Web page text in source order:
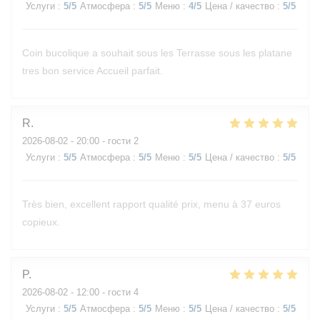
Услуги : 5/5 Атмосфера : 5/5 Меню : 4/5 Цена / качество : 5/5
Coin bucolique a souhait sous les Terrasse sous les platane
tres bon service Accueil parfait.
R
2026-08-02 - 20:00 - гости 2
Услуги : 5/5 Атмосфера : 5/5 Меню : 5/5 Цена / качество : 5/5
Très bien, excellent rapport qualité prix, menu à 37 euros
copieux.
P
2026-08-02 - 12:00 - гости 4
Услуги : 5/5 Атмосфера : 5/5 Меню : 5/5 Цена / качество : 5/5